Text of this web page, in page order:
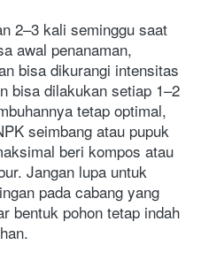
2–3 kali seminggu saat
awal penanaman,
bisa dikurangi intensitas
bisa dilakukan setiap 1–2
tetap optimal,
seimbang atau pupuk
beri kompos atau
Jangan lupa untuk
pada cabang yang
bentuk pohon tetap indah